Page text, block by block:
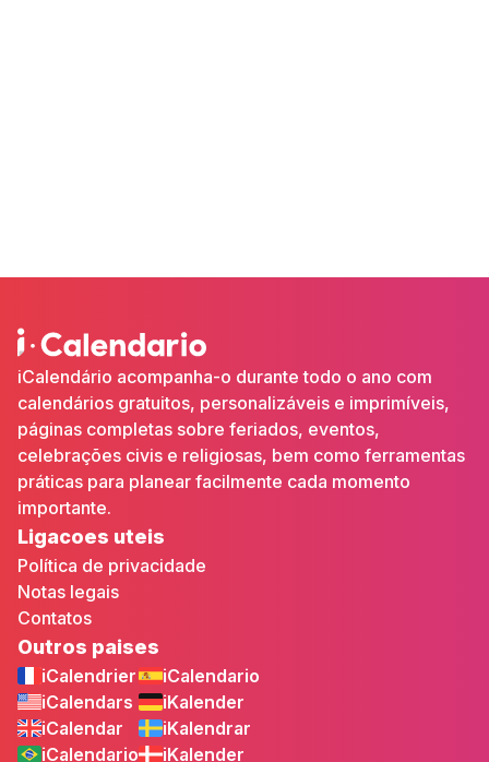
iCalendário acompanha-o durante todo o ano com
calendários gratuitos, personalizáveis e imprimíveis,
páginas completas sobre feriados, eventos,
celebrações civis e religiosas, bem como ferramentas
práticas para planear facilmente cada momento
importante.
Ligacoes uteis
Política de privacidade
Notas legais
Contatos
Outros paises
iCalendrier
iCalendars
iCalendar
iCalendario
iCalendario
iKalender
iKalendrar
iKalender